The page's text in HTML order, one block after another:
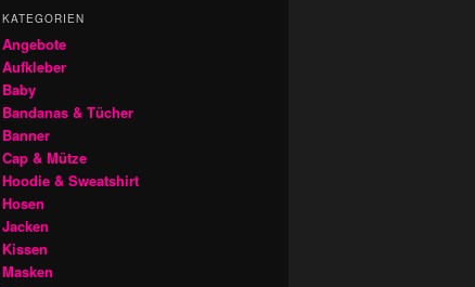
KATEGORIEN
Angebote
Aufkleber
Baby
Bandanas & Tücher
Banner
Cap & Mütze
Hoodie & Sweatshirt
Hosen
Jacken
Kissen
Masken